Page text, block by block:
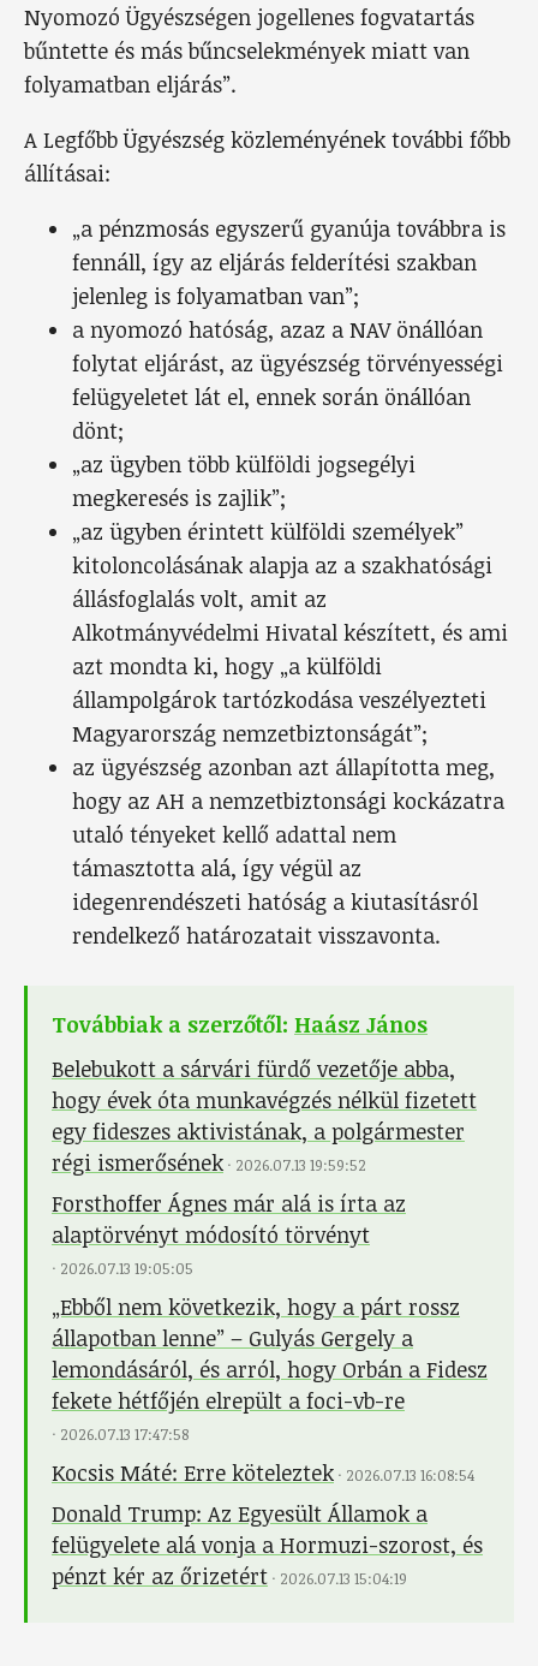
Nyomozó Ügyészségen jogellenes fogvatartás
bűntette és más bűncselekmények miatt van
folyamatban eljárás”.
A Legfőbb Ügyészség közleményének további főbb
állításai:
„a pénzmosás egyszerű gyanúja továbbra is
fennáll, így az eljárás felderítési szakban
jelenleg is folyamatban van”;
a nyomozó hatóság, azaz a NAV önállóan
folytat eljárást, az ügyészség törvényességi
felügyeletet lát el, ennek során önállóan
dönt;
„az ügyben több külföldi jogsegélyi
megkeresés is zajlik”;
„az ügyben érintett külföldi személyek”
kitoloncolásának alapja az a szakhatósági
állásfoglalás volt, amit az
Alkotmányvédelmi Hivatal készített, és ami
azt mondta ki, hogy „a külföldi
állampolgárok tartózkodása veszélyezteti
Magyarország nemzetbiztonságát”;
az ügyészség azonban azt állapította meg,
hogy az AH a nemzetbiztonsági kockázatra
utaló tényeket kellő adattal nem
támasztotta alá, így végül az
idegenrendészeti hatóság a kiutasításról
rendelkező határozatait visszavonta.
Továbbiak a szerzőtől: Haász János
Belebukott a sárvári fürdő vezetője abba,
hogy évek óta munkavégzés nélkül fizetett
egy fideszes aktivistának, a polgármester
régi ismerősének · 2026.07.13 19:59:52
Forsthoffer Ágnes már alá is írta az
alaptörvényt módosító törvényt
· 2026.07.13 19:05:05
„Ebből nem következik, hogy a párt rossz
állapotban lenne” – Gulyás Gergely a
lemondásáról, és arról, hogy Orbán a Fidesz
fekete hétfőjén elrepült a foci-vb-re
· 2026.07.13 17:47:58
Kocsis Máté: Erre köteleztek · 2026.07.13 16:08:54
Donald Trump: Az Egyesült Államok a
felügyelete alá vonja a Hormuzi-szorost, és
pénzt kér az őrizetért · 2026.07.13 15:04:19